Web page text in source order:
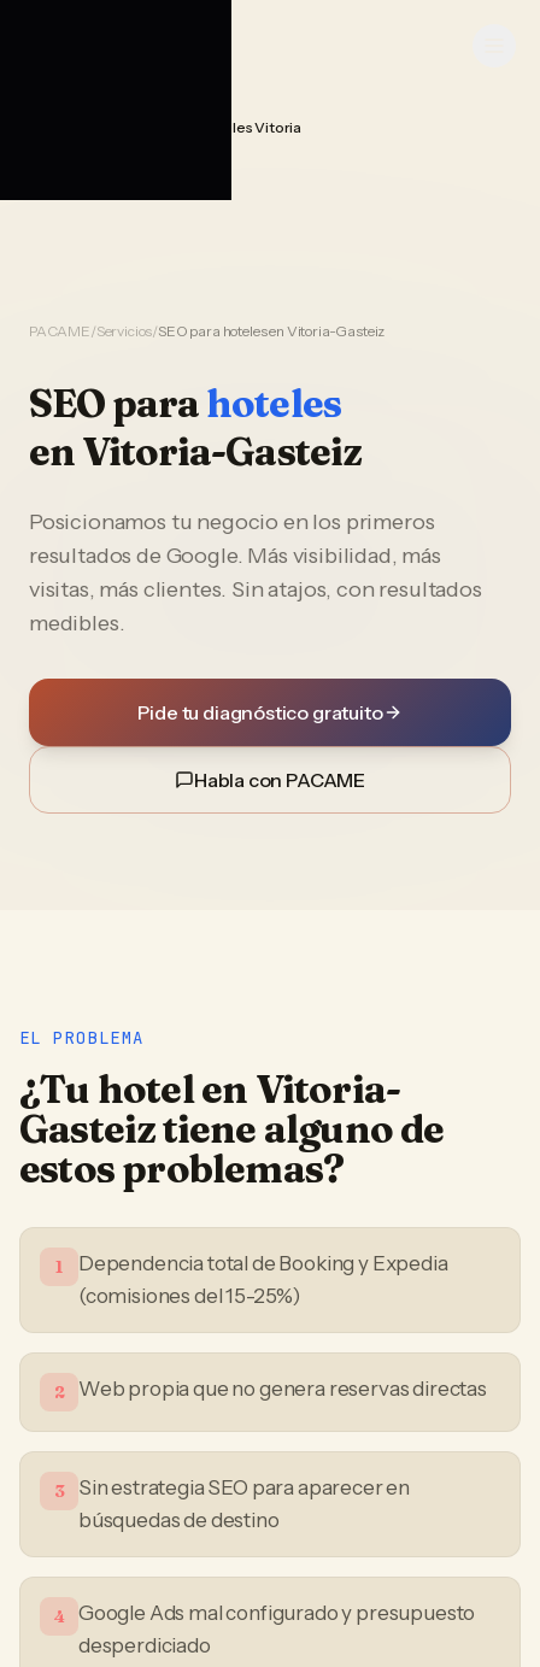
Seo Posicionamiento Hoteles Vitoria
PACAME/Servicios/SEO para hoteles en Vitoria-Gasteiz
SEOparahoteles
enVitoria-Gasteiz
Posicionamos tu negocio en los primeros
resultados de Google. Más visibilidad, más
visitas, más clientes. Sin atajos, con resultados
medibles.
Pide tu diagnóstico gratuito
Habla con PACAME
EL PROBLEMA
¿Tu hotelen Vitoria-
Gasteiztiene alguno de
estos problemas?
1
Dependencia total de Booking y Expedia
(comisiones del 15-25%)
2 Web propia que no genera reservas directas
3
Sin estrategia SEO para aparecer en
búsquedas de destino
4
Google Ads mal configurado y presupuesto
desperdiciado